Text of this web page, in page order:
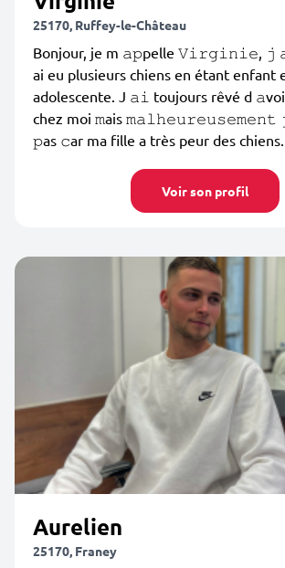
25170, Ruffey-le-Château
Bonjour, je m 𝚊𝚙pelle 𝚅𝚒𝚛𝚐𝚒𝚗𝚒𝚎, 𝚓
ai eu plusieurs chiens en étant enfant
adolescente. J 𝚊𝚒 toujours rêvé d
chez moi 𝚖ais 𝚖𝚊𝚕𝚑𝚎𝚞𝚛𝚎𝚞𝚜𝚎𝚖𝚎𝚗𝚝
𝚙as 𝚌ar ma fille a très peur des chiens.
Voir son profil
Aurelien
25170, Franey